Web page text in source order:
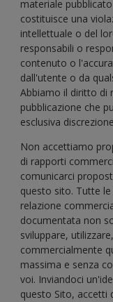
materiale
costituisce una
intellettuale o del
responsabili o
contenuto o
dall'utente o da
Abbiamo il diritto di
pubblicazione che
esclusiva
Non accettiamo
di rapporti
comunicarci
questo sito. Tutte
relazione
documentata non
sviluppare,
commercialmente
massima e senza
voi. Inviandoci
questo Sito, accetti